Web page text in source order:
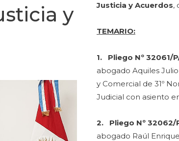
y
Justicia y Acuerdos,
TEMARIO:
1. Pliego Nº 32061/
abogado Aquiles
y Comercial de 31º
Judicial con asiento
2. Pliego Nº 32062/
abogado Raúl